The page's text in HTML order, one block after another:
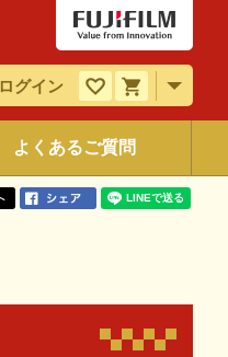
ログイン
よくあるご質問